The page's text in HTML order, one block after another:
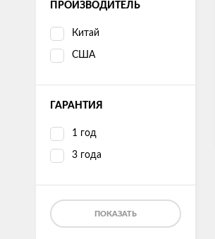
ПРОИЗВОДИТЕЛЬ
Китай
США
ГАРАНТИЯ
1 год
3 года
ПОКАЗАТЬ